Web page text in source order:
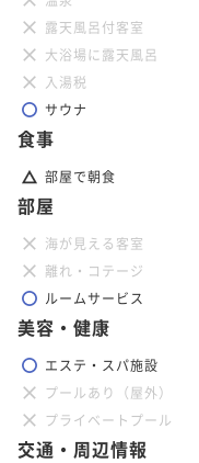
露天風呂付客室
大浴場に露天風呂
入湯税
サウナ
食事
部屋で朝食
部屋
海が見える客室
離れ・コテージ
ルームサービス
美容・健康
エステ・スパ施設
プールあり（屋外）
プライベートプール
交通・周辺情報